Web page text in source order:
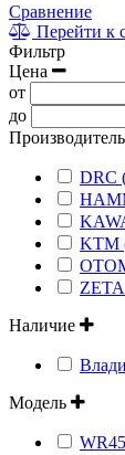
Сравнение
Перейти к
Фильтр
Цена
от
до
Производитель
DRC
KTM
Наличие
Модель